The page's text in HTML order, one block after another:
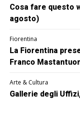
Cosa fare questo
agosto)
Fiorentina
La Fiorentina
Franco
Arte & Cultura
Gallerie degli